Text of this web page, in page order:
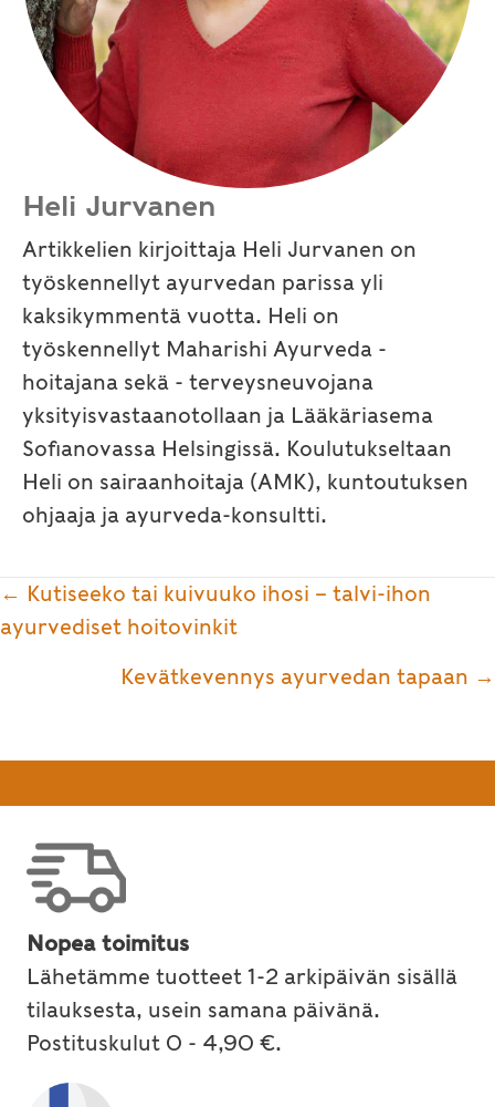
Heli Jurvanen
Artikkelien kirjoittaja Heli Jurvanen on
työskennellyt ayurvedan parissa yli
kaksikymmentä vuotta. Heli on
työskennellyt Maharishi Ayurveda -
hoitajana sekä - terveysneuvojana
yksityisvastaanotollaan ja Lääkäriasema
Sofianovassa Helsingissä. Koulutukseltaan
Heli on sairaanhoitaja (AMK), kuntoutuksen
ohjaaja ja ayurveda-konsultti.
Posts
navigation
← Kutiseeko tai kuivuuko ihosi – talvi-ihon
ayurvediset hoitovinkit
Kevätkevennys ayurvedan tapaan →
Nopea toimitus
Lähetämme tuotteet 1-2 arkipäivän sisällä
tilauksesta, usein samana päivänä.
Postituskulut 0 - 4,90 €.